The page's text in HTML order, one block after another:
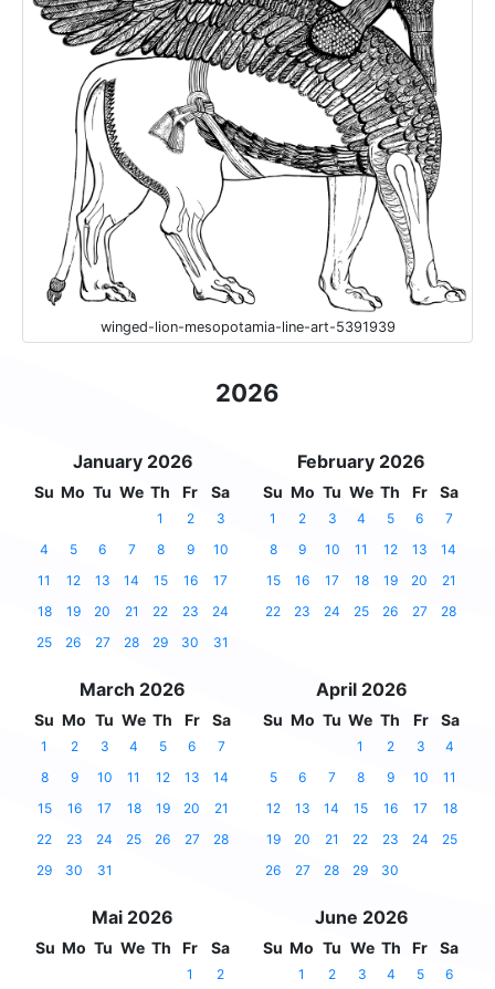
winged-lion-mesopotamia-line-art-5391939
2026
January 2026
Su Mo Tu We Th Fr Sa
1 2
3
4
5 6 7 8 9
10
11
12 13 14 15 16
17
18
19 20 21 22 23
24
25
26 27 28 29 30 31
February 2026
Su Mo Tu We Th Fr Sa
1 2 3 4 5 6
7
8
9 10 11 12 13
14
15
16 17 18 19 20
21
22
23 24 25 26 27 28
March 2026
Su Mo Tu We Th Fr Sa
1 2 3 4 5 6
7
8
9 10 11 12 13
14
15
16 17 18 19 20
21
22
23 24 25 26 27
28
29
30 31
April 2026
Su Mo Tu We Th Fr Sa
1 2 3
4
5
6 7 8 9 10
11
12
13 14 15 16 17
18
19
20 21 22 23 24
25
26
27 28 29 30
Mai 2026
Su Mo Tu We Th Fr Sa
1
2
June 2026
Su Mo Tu We Th Fr Sa
1 2 3 4 5
6